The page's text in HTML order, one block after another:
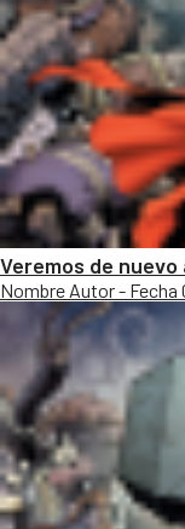
Veremos de
Nombre Autor -